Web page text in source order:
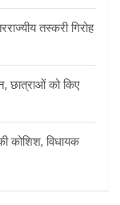
तस्करी गिरोह
छात्राओं को किए
कोशिश, विधायक